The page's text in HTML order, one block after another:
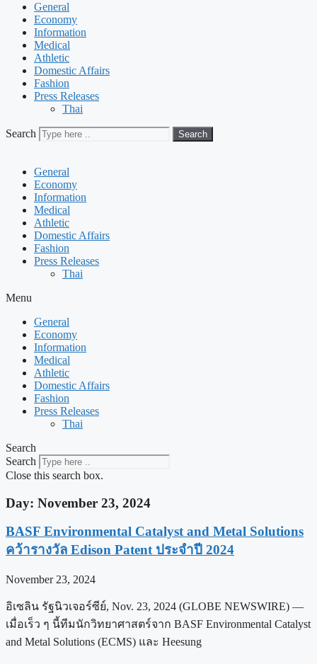
General
Economy
Information
Medical
Athletic
Domestic Affairs
Fashion
Press Releases
Thai
Search Search
General
Economy
Information
Medical
Athletic
Domestic Affairs
Fashion
Press Releases
Thai
Menu
General
Economy
Information
Medical
Athletic
Domestic Affairs
Fashion
Press Releases
Thai
Search
Search
Close this search box.
Day: November 23, 2024
BASF Environmental Catalyst and Metal Solutions
คว้ารางวัล Edison Patent ประจำปี 2024
November 23, 2024
อิเซลิน รัฐนิวเจอร์ซีย์, Nov. 23, 2024 (GLOBE NEWSWIRE) —
เมื่อเร็ว ๆ นี้ทีมนักวิทยาศาสตร์จาก BASF Environmental Catalyst
and Metal Solutions (ECMS) และ Heesung